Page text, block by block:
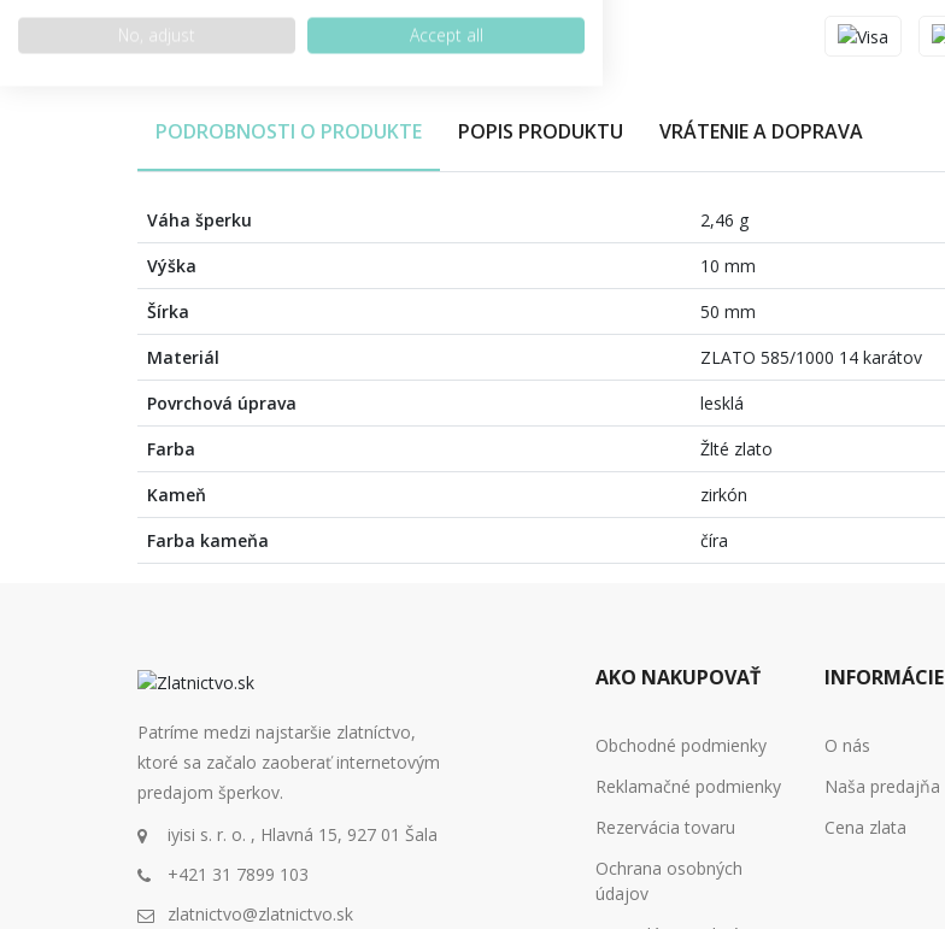
PODROBNOSTI O PRODUKTE POPIS PRODUKTU VRÁTENIE A DOPRAVA
Váha šperku
2,46 g
Výška
10 mm
Šírka
50 mm
Materiál
ZLATO 585/1000 14 karátov
Povrchová úprava
lesklá
Farba
Žlté zlato
Kameň
zirkón
Farba kameňa
číra
Patríme medzi najstaršie zlatníctvo,
ktoré sa začalo zaoberať internetovým
predajom šperkov.
iyisi s. r. o. , Hlavná 15, 927 01 Šala
+421 31 7899 103
zlatnictvo@zlatnictvo.sk
AKO NAKUPOVAŤ
Obchodné podmienky
Reklamačné podmienky
Rezervácia tovaru
Ochrana osobných
údajov
INFORMÁCIE
O nás
Naša predajňa
Cena zlata
No, adjust Accept all